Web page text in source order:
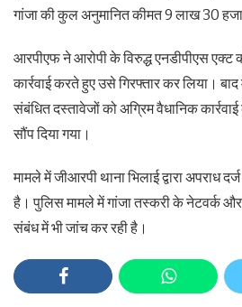
गांजा की कुल अनुमानित कीमत 9 लाख 30
आरपीएफ ने आरोपी के विरुद्ध एनडीपीएस एक्ट
कार्रवाई करते हुए उसे गिरफ्तार कर लिया।
संबंधित दस्तावेजों को अग्रिम वैधानिक
सौंप दिया गया।
मामले में जीआरपी थाना भिलाई द्वारा अपराध
है। पुलिस मामले में गांजा तस्करी के नेटवर्क
संबंध में भी जांच कर रही है।